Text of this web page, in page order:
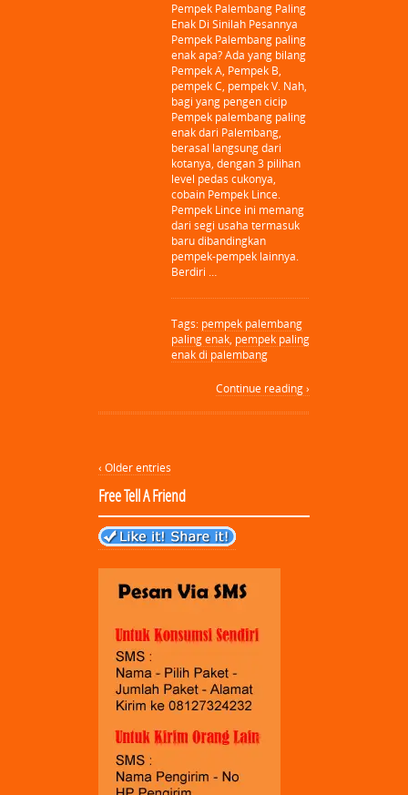
Pempek Palembang Paling
Enak Di Sinilah Pesannya
Pempek Palembang paling
enak apa? Ada yang bilang
Pempek A, Pempek B,
pempek C, pempek V. Nah,
bagi yang pengen cicip
Pempek palembang paling
enak dari Palembang,
berasal langsung dari
kotanya, dengan 3 pilihan
level pedas cukonya,
cobain Pempek Lince.
Pempek Lince ini memang
dari segi usaha termasuk
baru dibandingkan
pempek-pempek lainnya.
Berdiri …
Tags: pempek palembang
paling enak, pempek paling
enak di palembang
Continue reading ›
‹ Older entries
Free Tell A Friend